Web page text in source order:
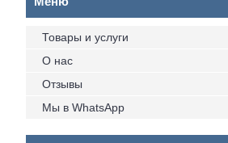
Товары и услуги
О нас
Отзывы
Мы в WhatsApp